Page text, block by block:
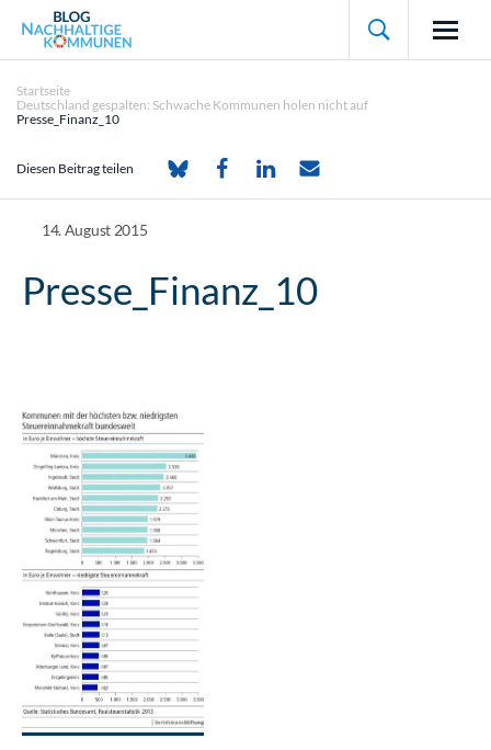

Startseite
Deutschland gespalten: Schwache Kommunen holen nicht auf
Presse_Finanz_10
Diesen Beitrag teilen
14. August 2015
Presse_Finanz_10